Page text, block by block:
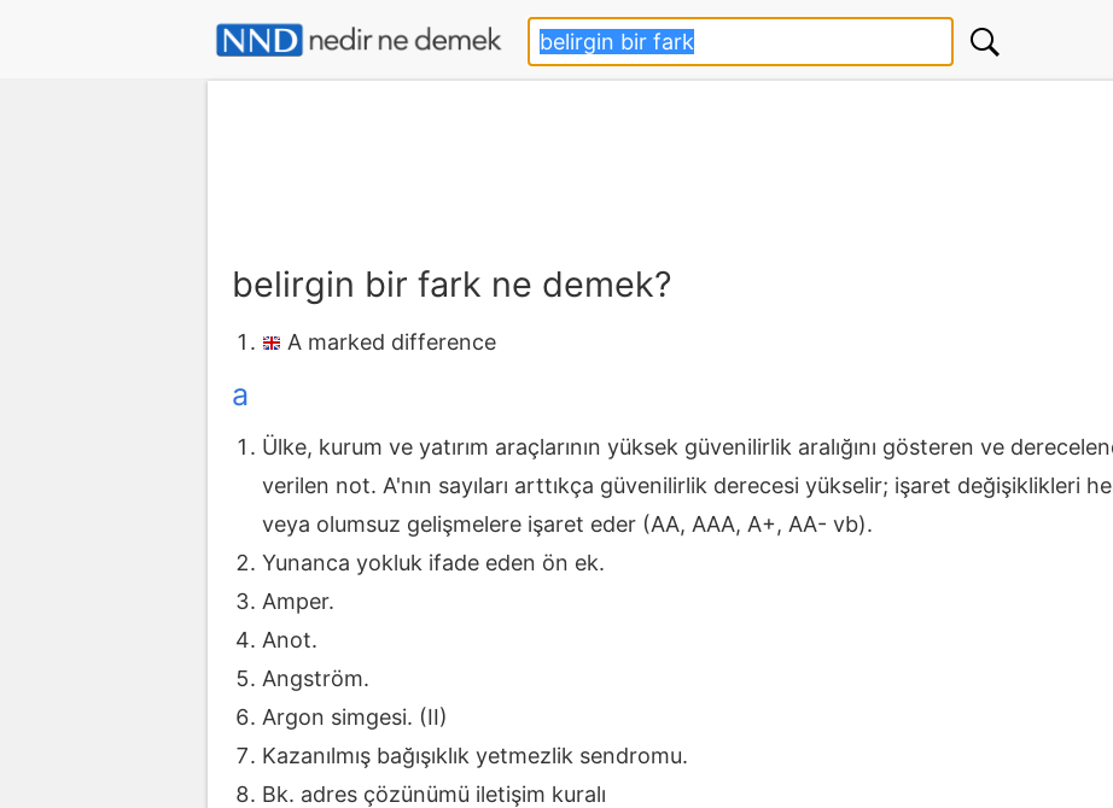
belirgin bir fark ne demek?
A marked difference
a
Ülke, kurum ve yatırım araçlarının yüksek güvenilirlik aralığını gösteren ve
verilen not. A'nın sayıları arttıkça güvenilirlik derecesi yükselir; işaret değişiklikleri
veya olumsuz gelişmelere işaret eder (AA, AAA, A+, AA- vb).
Yunanca yokluk ifade eden ön ek.
Amper.
Anot.
Angström.
Argon simgesi. (II)
Kazanılmış bağışıklık yetmezlik sendromu.
Bk. adres çözünümü iletişim kuralı